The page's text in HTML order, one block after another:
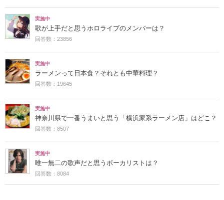
実施中
歌が上手だと思うホロライブのメンバーは？
回答数：23856
実施中
ラーメンって日本食？それとも中華料理？
回答数：19645
実施中
神奈川県で一番うまいと思う「横浜家系ラーメン店」はどこ？
回答数：8507
実施中
唯一無二の歌声だと思うボーカリストは？
回答数：8084